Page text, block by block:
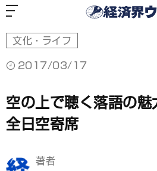
文化・ライフ
2017/03/17
空の上で聴く落語の
全日空寄席
著者